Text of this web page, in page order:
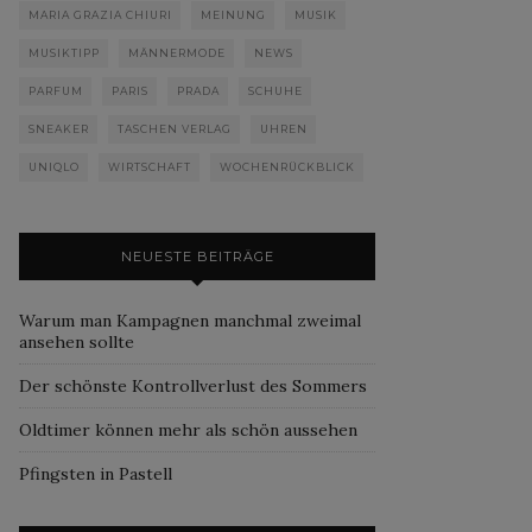
MARIA GRAZIA CHIURI MEINUNG MUSIK
MUSIKTIPP MÄNNERMODE NEWS
PARFUM PARIS PRADA SCHUHE
SNEAKER TASCHEN VERLAG UHREN
UNIQLO WIRTSCHAFT WOCHENRÜCKBLICK
NEUESTE BEITRÄGE
Warum man Kampagnen manchmal zweimal
ansehen sollte
Der schönste Kontrollverlust des Sommers
Oldtimer können mehr als schön aussehen
Pfingsten in Pastell